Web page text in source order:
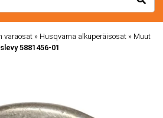
varaosat » Husqvarna alkuperäisosat » Muut
5881456-01